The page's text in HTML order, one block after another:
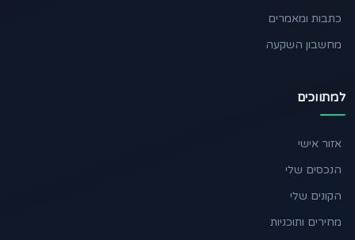
כתבות ומאמרים
מחשבון השקעה
למתווכים
אזור אישי
הנכסים שלי
הקונים שלי
מחירים ותוכניות